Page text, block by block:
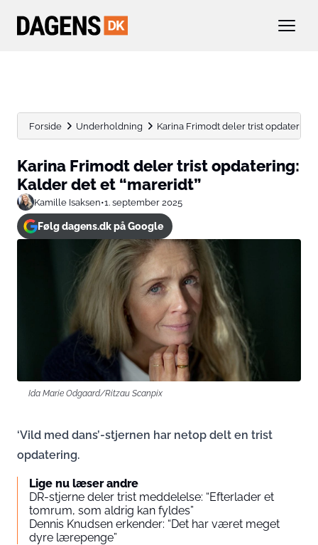
Forside Underholdning Karina Frimodt deler trist opdatering:
Karina Frimodt deler trist opdatering:
Kalder det et “mareridt”
Kamille Isaksen•1. september 2025
Følg dagens.dk på Google
Ida Marie Odgaard/Ritzau Scanpix
‘Vild med dans’-stjernen har netop delt en trist
opdatering.
Lige nu læser andre
DR-stjerne deler trist meddelelse: “Efterlader et
tomrum, som aldrig kan fyldes”
Dennis Knudsen erkender: “Det har været meget
dyre lærepenge”